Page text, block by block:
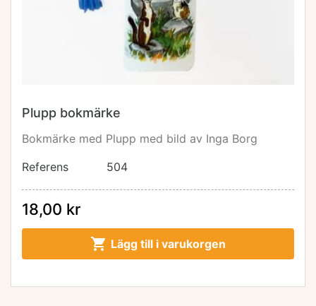
Plupp bokmärke
Bokmärke med Plupp med bild av Inga Borg
Referens
504
18,00 kr
 Lägg till i varukorgen